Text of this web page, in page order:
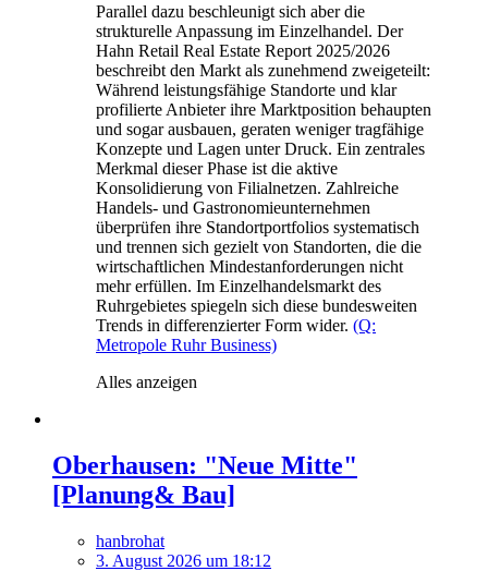
Parallel dazu beschleunigt sich aber die
strukturelle Anpassung im Einzelhandel. Der
Hahn Retail Real Estate Report 2025/2026
beschreibt den Markt als zunehmend zweigeteilt:
Während leistungsfähige Standorte und klar
profilierte Anbieter ihre Marktposition behaupten
und sogar ausbauen, geraten weniger tragfähige
Konzepte und Lagen unter Druck. Ein zentrales
Merkmal dieser Phase ist die aktive
Konsolidierung von Filialnetzen. Zahlreiche
Handels- und Gastronomieunternehmen
überprüfen ihre Standortportfolios systematisch
und trennen sich gezielt von Standorten, die die
wirtschaftlichen Mindestanforderungen nicht
mehr erfüllen. Im Einzelhandelsmarkt des
Ruhrgebietes spiegeln sich diese bundesweiten
Trends in differenzierter Form wider. (Q:
Metropole Ruhr Business)
Alles anzeigen
Oberhausen: "Neue Mitte"
[Planung& Bau]
hanbrohat
3. August 2026 um 18:12